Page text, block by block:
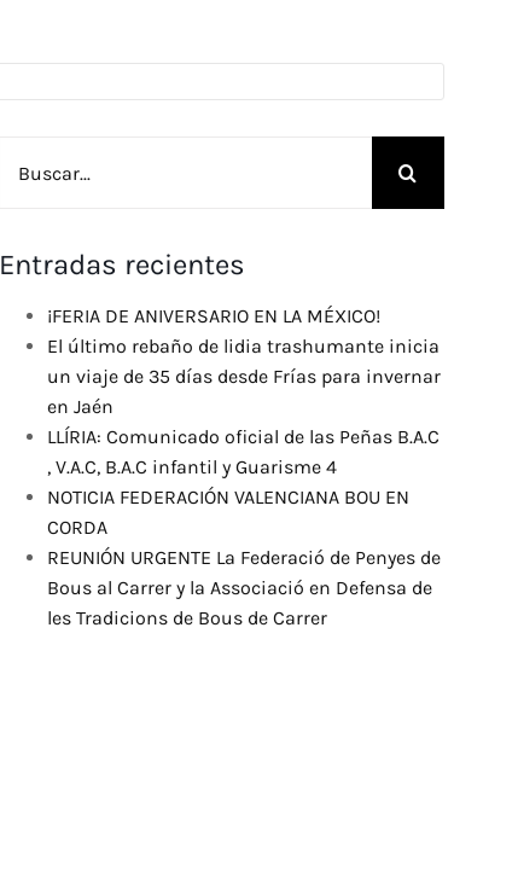
Entradas recientes
¡FERIA DE ANIVERSARIO EN LA MÉXICO!
El último rebaño de lidia trashumante inicia
un viaje de 35 días desde Frías para invernar
en Jaén
LLÍRIA: Comunicado oficial de las Peñas B.A.C
, V.A.C, B.A.C infantil y Guarisme 4
NOTICIA FEDERACIÓN VALENCIANA BOU EN
CORDA
REUNIÓN URGENTE La Federació de Penyes de
Bous al Carrer y la Associació en Defensa de
les Tradicions de Bous de Carrer